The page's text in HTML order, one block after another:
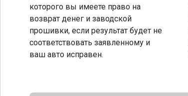
которого вы имеете право на
возврат денег и заводской
прошивки, если результат будет не
соответствовать заявленному и
ваш авто исправен.